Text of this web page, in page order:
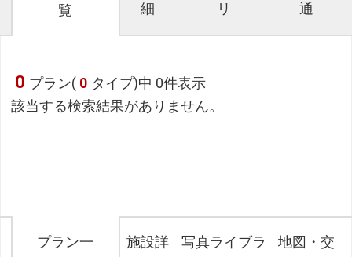
覧
細
リ
通
0 プラン( 0 タイプ)中 0件表示
該当する検索結果がありません。
プラン一
施設詳
写真ライブラ
地図・交